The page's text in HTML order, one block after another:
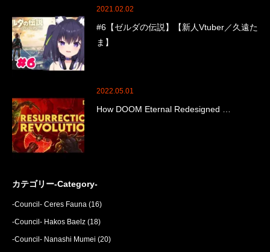
2021.02.02
#6【ゼルダの伝説】【新人Vtuber／久遠た
ま】
2022.05.01
How DOOM Eternal Redesigned …
カテゴリー-Category-
-Council- Ceres Fauna (16)
-Council- Hakos Baelz (18)
-Council- Nanashi Mumei (20)